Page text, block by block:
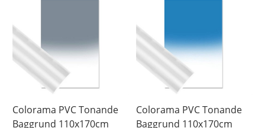
Colorama PVC Tonande
Baggrund 110x170cm
Colorama PVC Tonande
Baggrund 110x170cm